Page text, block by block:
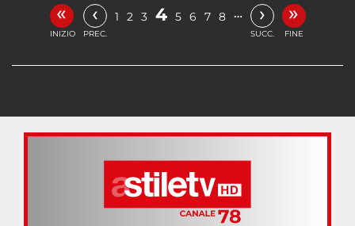
«
INIZIO
‹
PREC.
1 2 3 4 5 6 7 8 … ›
SUCC.
»
FINE